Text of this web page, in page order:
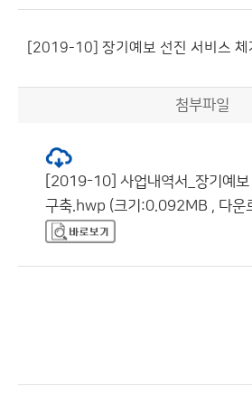
[2019-10] 장기예보 선진 서비스 체
첨부파일
[2019-10] 사업내역서_장기예보
구축.hwp (크기:0.092MB , 다운